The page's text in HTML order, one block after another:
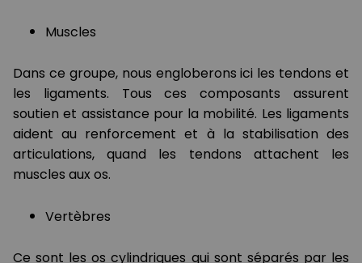
Muscles
Dans ce groupe, nous engloberons ici les tendons et
les ligaments. Tous ces composants assurent
soutien et assistance pour la mobilité. Les ligaments
aident au renforcement et à la stabilisation des
articulations, quand les tendons attachent les
muscles aux os.
Vertèbres
Ce sont les os cylindriques qui sont séparés par les